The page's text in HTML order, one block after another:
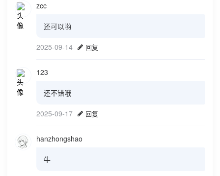
zcc
还可以哟
2025-09-14 回复
123
还不错哦
2025-09-17 回复
hanzhongshao
牛